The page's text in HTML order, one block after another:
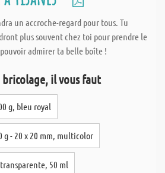
un accroche-regard pour tous. Tu
plus souvent chez toi pour prendre le
admirer ta belle boîte !
il vous faut
g, bleu royal
g - 20 x 20 mm, multicolor
50 ml